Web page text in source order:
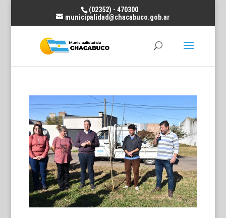
(02352) - 470300
municipalidad@chacabuco.gob.ar